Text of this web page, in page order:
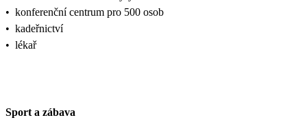
• konferenční centrum pro 500 osob
• kadeřnictví
• lékař
Sport a zábava